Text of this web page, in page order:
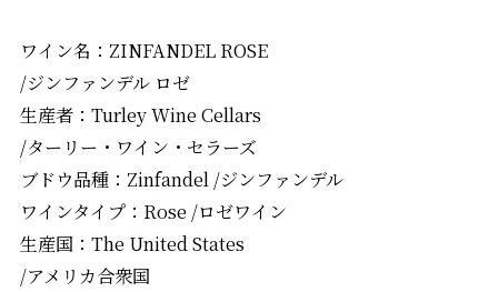
ワイン名：ZINFANDEL ROSE
/ジンファンデル ロゼ
生産者：Turley Wine Cellars
/ターリー・ワイン・セラーズ
ブドウ品種：Zinfandel /ジンファンデル
ワインタイプ：Rose /ロゼワイン
生産国：The United States
/アメリカ合衆国